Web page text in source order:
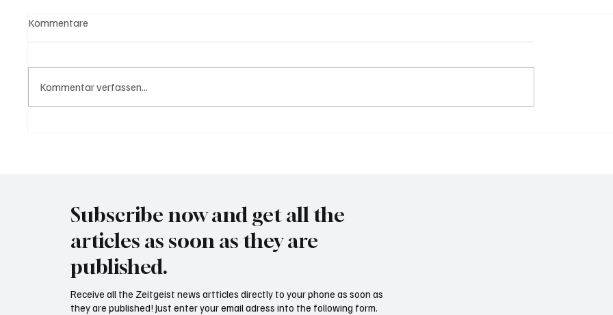
Tschernobyl: 40 Jahre
Kommentare
Kommentar verfassen...
Subscribe now and get all the
articles as soon as they are
published.
Receive all the Zeitgeist news artticles directly to your phone as soon as
they are published! Just enter your email adress into the following form.